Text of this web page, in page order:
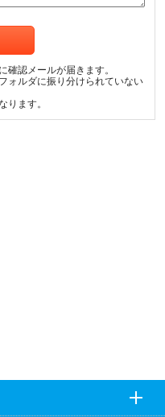
認メールが届きます。
ォルダに振り分けられていない
ります。